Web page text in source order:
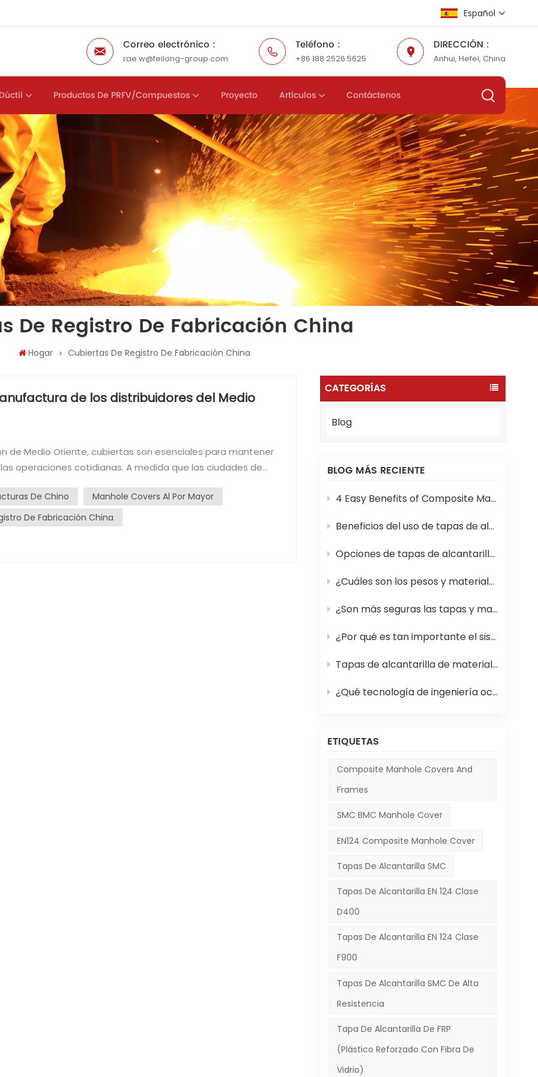
Español
English
Español
عربي
Correo electrónico :
rae.w@feilong-group.com
Teléfono :
+86 188 2526 5625
DIRECCIÓN :
Anhui, Hefei, China
Productos De PRFV/compuestos Proyecto Artículos Contáctenos
De Registro De Fabricación China
Hogar Cubiertas De Registro De Fabricación China
CATEGORÍAS
Blog
BLOG MÁS RECIENTE
4 Easy Benefits of Composite Manhole Covers and Frames
Beneficios del uso de tapas de alcantarilla SMC en proyectos de construcción modernos
Opciones de tapas de alcantarilla de PRFV (plástico reforzado con fibra de vidrio) para calles más seguras
¿Cuáles son los pesos y materiales estándar para las tapas de alcantarilla en 2026?
¿Son más seguras las tapas y marcos de alcantarilla de material compuesto que los de hierro?
¿Por qué es tan importante el sistema de rejillas para alcantarillas en las carreteras?
Tapas de alcantarilla de material compuesto frente a tapas tradicionales: ventajas y desventajas
¿Qué tecnología de ingeniería oculta permite que las tapas de las alcantarillas de las pistas de los aeropuertos sobrevivan a los aterrizajes comerciales?
ETIQUETAS
Composite Manhole Covers And
Frames
SMC BMC Manhole Cover
EN124 Composite Manhole Cover
Tapas De Alcantarilla SMC
Tapas De Alcantarilla EN 124 Clase
D400
Tapas De Alcantarilla EN 124 Clase
F900
Tapas De Alcantarilla SMC De Alta
Resistencia
Tapa De Alcantarilla De FRP
(plástico Reforzado Con Fibra De
Vidrio)
de los distribuidores del Medio
son esenciales para mantener
operaciones cotidianas. A medida que las ciudades de
atención a nivel mundial son los fabricantes chinos.
competitivos y logística eficiente, las cubiertas de
para los distribuidores en el Medio Oriente. He
De Chino
Manhole Covers Al Por Mayor
De Fabricación China